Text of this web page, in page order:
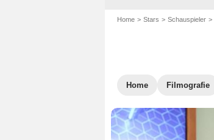
Home Stars Schauspieler
Home Filmografie